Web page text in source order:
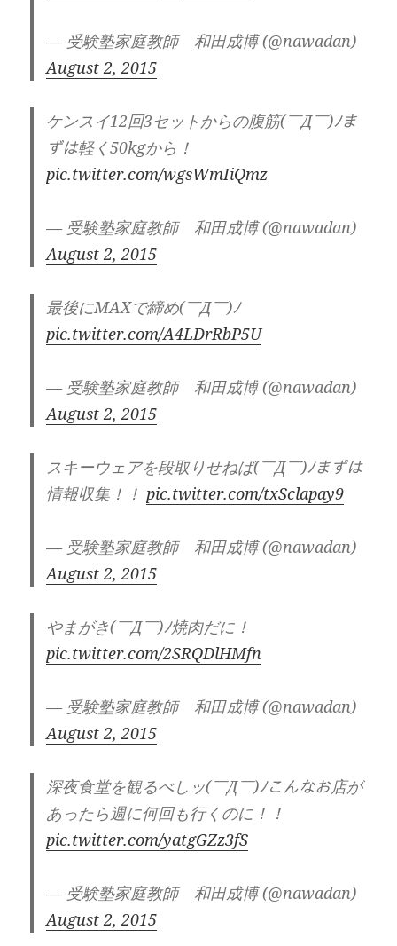
— 受験塾家庭教師 和田成博 (@nawadan)
August 2, 2015
ケンスイ12回3セットからの腹筋(￣Д￣)ﾉま
ずは軽く50kgから！
pic.twitter.com/wgsWmIiQmz
— 受験塾家庭教師 和田成博 (@nawadan)
August 2, 2015
最後にMAXで締め(￣Д￣)ﾉ
pic.twitter.com/A4LDrRbP5U
— 受験塾家庭教師 和田成博 (@nawadan)
August 2, 2015
スキーウェアを段取りせねば(￣Д￣)ﾉまずは
情報収集！！pic.twitter.com/txSclapay9
— 受験塾家庭教師 和田成博 (@nawadan)
August 2, 2015
やまがき(￣Д￣)ﾉ焼肉だに！
pic.twitter.com/2SRQDlHMfn
— 受験塾家庭教師 和田成博 (@nawadan)
August 2, 2015
深夜食堂を観るべしッ(￣Д￣)ﾉこんなお店が
あったら週に何回も行くのに！！
pic.twitter.com/yatgGZz3fS
— 受験塾家庭教師 和田成博 (@nawadan)
August 2, 2015